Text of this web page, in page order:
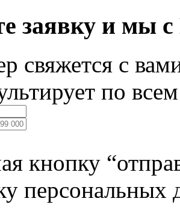
заявку и мы
свяжется с
по
кнопку
персональных